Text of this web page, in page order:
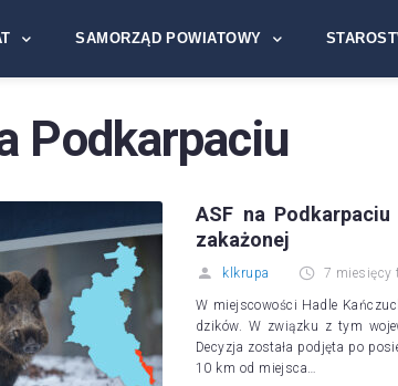
SAMORZĄD POWIATOWY
Podkarpaciu
ASF na
zakażonej
klkrupa 7 miesięcy
W miejscowości Hadle
dzików. W związku z tym
Decyzja została podjęta po
10 km od miejsca…